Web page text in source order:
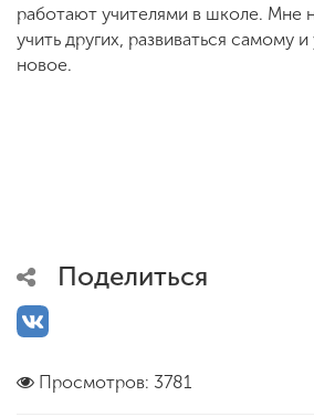
работают учителями в школе. Мне
учить других, развиваться самому и
новое.
Поделиться
Просмотров: 3781